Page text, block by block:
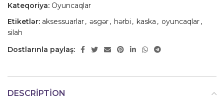
Kateqoriya: Oyuncaqlar
Etiketlər: aksessuarlar, əsgər, hərbi , kaska , oyuncaqlar,
silah
Dostlarınla paylaş:
DESCRIPTION